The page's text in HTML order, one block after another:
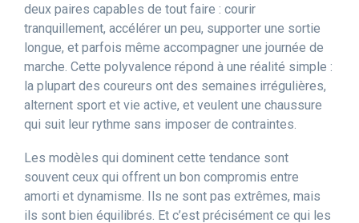
deux paires capables de tout faire : courir
tranquillement, accélérer un peu, supporter une sortie
longue, et parfois même accompagner une journée de
marche. Cette polyvalence répond à une réalité simple :
la plupart des coureurs ont des semaines irrégulières,
alternent sport et vie active, et veulent une chaussure
qui suit leur rythme sans imposer de contraintes.
Les modèles qui dominent cette tendance sont
souvent ceux qui offrent un bon compromis entre
amorti et dynamisme. Ils ne sont pas extrêmes, mais
ils sont bien équilibrés. Et c’est précisément ce qui les